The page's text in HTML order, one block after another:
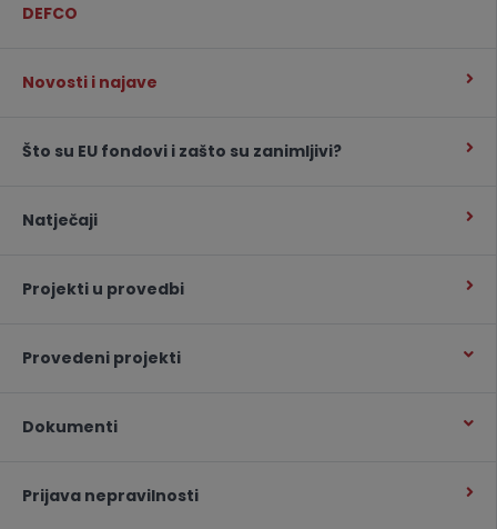
DEFCO
Novosti i najave
Što su EU fondovi i zašto su zanimljivi?
Natječaji
Projekti u provedbi
Provedeni projekti
Dokumenti
Prijava nepravilnosti